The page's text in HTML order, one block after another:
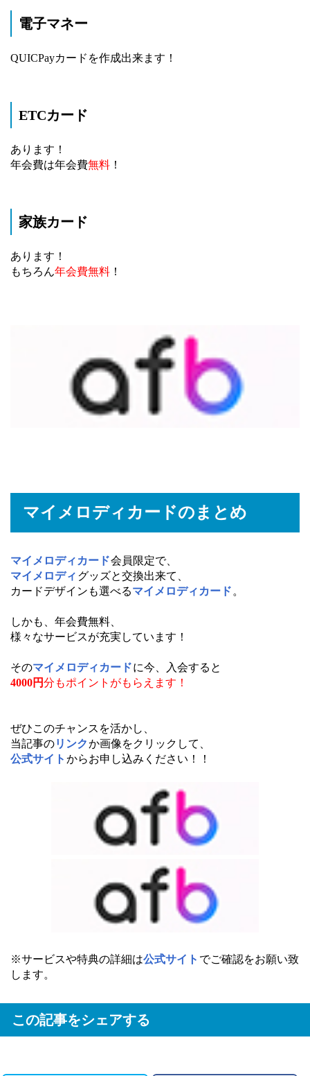
電子マネー
QUICPayカードを作成出来ます！
ETCカード
あります！
年会費は年会費無料 ！
家族カード
あります！
もちろん年会費無料 ！
マイメロディカードのまとめ
マイメロディカード会員限定で、
マイメロディ グッズと交換出来て、
カードデザインも選べるマイメロディカード 。
しかも、年会費無料、
様々なサービスが充実しています！
そのマイメロディカードに今、入会すると
4000円分もポイントがもらえます！
ぜひこのチャンスを活かし、
当記事のリンクか画像をクリックして、
公式サイト からお申し込みください！！
※サービスや特典の詳細は公式サイト でご確認をお願い致
します。
この記事をシェアする